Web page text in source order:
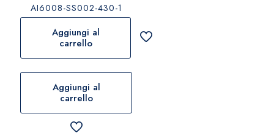
AI6008-SS002-430-1
Aggiungi al
carrello
Aggiungi al
carrello